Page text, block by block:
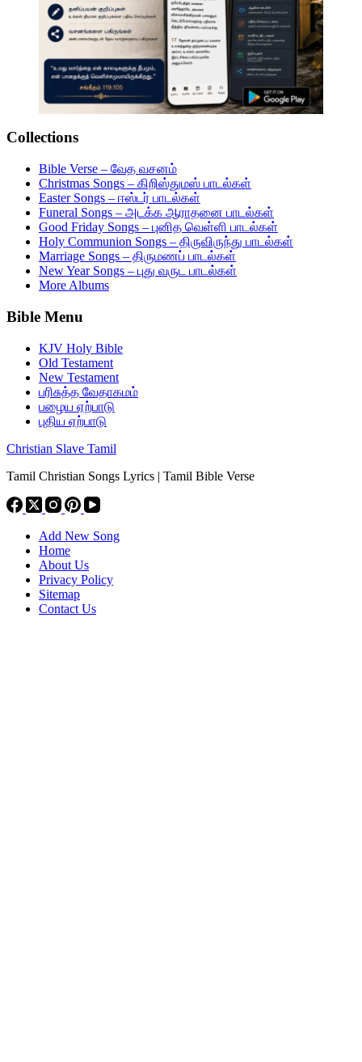
Collections
Bible Verse – வேத வசனம்
Christmas Songs – கிறிஸ்துமஸ் பாடல்கள்
Easter Songs – ஈஸ்டர் பாடல்கள்
Funeral Songs – அடக்க ஆராதனை பாடல்கள்
Good Friday Songs – புனித வெள்ளி பாடல்கள்
Holy Communion Songs – திருவிருந்து பாடல்கள்
Marriage Songs – திருமணப் பாடல்கள்
New Year Songs – புது வருட பாடல்கள்
More Albums
Bible Menu
KJV Holy Bible
Old Testament
New Testament
பரிசுத்த வேதாகமம்
பழைய ஏற்பாடு
புதிய ஏற்பாடு
Christian Slave Tamil
Tamil Christian Songs Lyrics | Tamil Bible Verse
Add New Song
Home
About Us
Privacy Policy
Sitemap
Contact Us